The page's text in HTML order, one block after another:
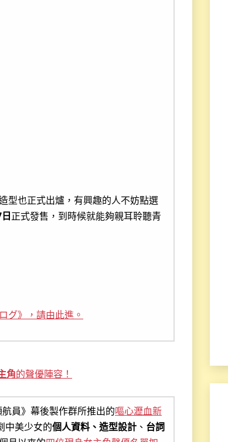
型也正式出爐，有興趣的人不妨點選
正式發售，到時候就能夠親耳聆聽青
グ》，請由此進。
角的聲優陣容！
員》幕後製作群所推出的嘔心瀝血新
中美少女的個人資料、造型設計 、 台詞